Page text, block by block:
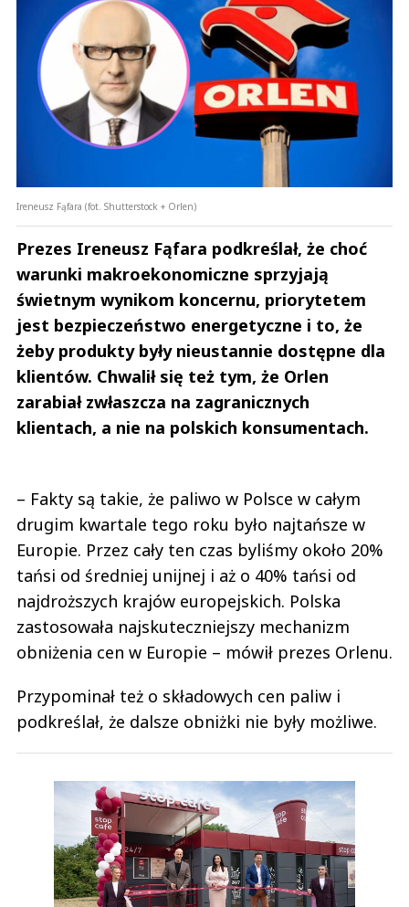
Ireneusz Fąfara (fot. Shutterstock + Orlen)
Prezes Ireneusz Fąfara podkreślał, że choć
warunki makroekonomiczne sprzyjają
świetnym wynikom koncernu, priorytetem
jest bezpieczeństwo energetyczne i to, że
żeby produkty były nieustannie dostępne dla
klientów. Chwalił się też tym, że Orlen
zarabiał zwłaszcza na zagranicznych
klientach, a nie na polskich konsumentach.
– Fakty są takie, że paliwo w Polsce w całym
drugim kwartale tego roku było najtańsze w
Europie. Przez cały ten czas byliśmy około 20%
tańsi od średniej unijnej i aż o 40% tańsi od
najdroższych krajów europejskich. Polska
zastosowała najskuteczniejszy mechanizm
obniżenia cen w Europie – mówił prezes Orlenu.
Przypominał też o składowych cen paliw i
podkreślał, że dalsze obniżki nie były możliwe.